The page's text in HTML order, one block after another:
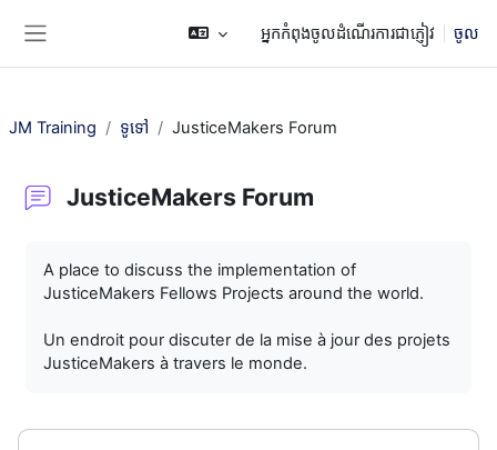
អ្នកកំពុងចូលដំណើរការជាភ្ញៀវ ចូល
JM Training ទូទៅ JusticeMakers Forum
JusticeMakers Forum
A place to discuss the implementation of
JusticeMakers Fellows Projects around the world.
Un endroit pour discuter de la mise à jour des projets
JusticeMakers à travers le monde.